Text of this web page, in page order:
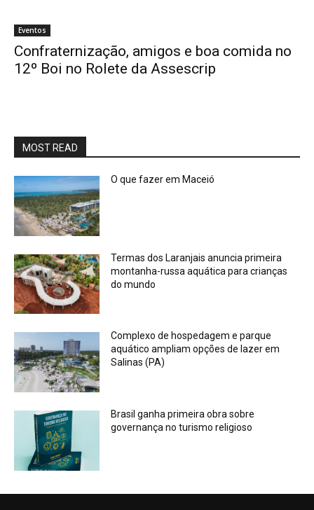
Eventos
Confraternização, amigos e boa comida no
12º Boi no Rolete da Assescrip
MOST READ
O que fazer em Maceió
Termas dos Laranjais anuncia primeira
montanha-russa aquática para crianças
do mundo
Complexo de hospedagem e parque
aquático ampliam opções de lazer em
Salinas (PA)
Brasil ganha primeira obra sobre
governança no turismo religioso